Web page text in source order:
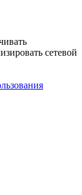
сетевой